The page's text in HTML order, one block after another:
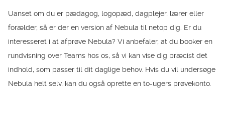
Uanset om du er pædagog, logopæd, dagplejer, lærer eller
forælder, så er der en version af Nebula til netop dig. Er du
interesseret i at afprøve Nebula? Vi anbefaler, at du booker en
rundvisning over Teams hos os, så vi kan vise dig præcist det
indhold, som passer til dit daglige behov. Hvis du vil undersøge
Nebula helt selv, kan du også oprette en to-ugers prøvekonto.